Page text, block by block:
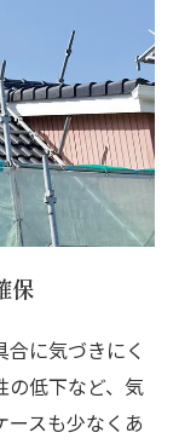
保
に気づきにく
の低下など、気
スも少なくあ